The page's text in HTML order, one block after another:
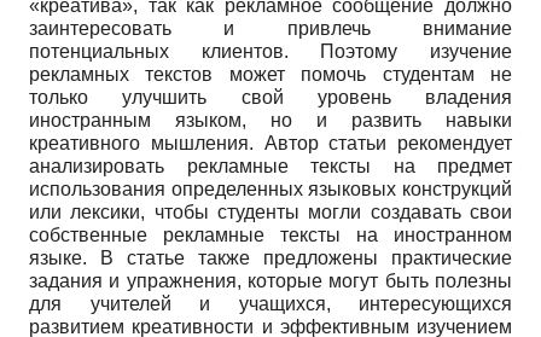
«креатива», так как рекламное сообщение должно
заинтересовать и привлечь внимание
потенциальных клиентов. Поэтому изучение
рекламных текстов может помочь студентам не
только улучшить свой уровень владения
иностранным языком, но и развить навыки
креативного мышления. Автор статьи рекомендует
анализировать рекламные тексты на предмет
использования определенных языковых конструкций
или лексики, чтобы студенты могли создавать свои
собственные рекламные тексты на иностранном
языке. В статье также предложены практические
задания и упражнения, которые могут быть полезны
для учителей и учащихся, интересующихся
развитием креативности и эффективным изучением